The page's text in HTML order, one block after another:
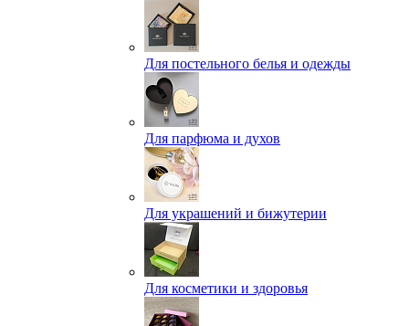
Для постельного белья и одежды
Для парфюма и духов
Для украшений и бижутерии
Для косметики и здоровья